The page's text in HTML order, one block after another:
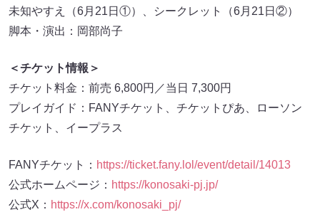
未知やすえ（6月21日①）、シークレット（6月21日②）
脚本・演出：岡部尚子
＜チケット情報＞
チケット料金：前売 6,800円／当日 7,300円
プレイガイド：FANYチケット、チケットぴあ、ローソン
チケット、イープラス
FANYチケット： https://ticket.fany.lol/event/detail/14013
公式ホームページ： https://konosaki-pj.jp/
公式X： https://x.com/konosaki_pj/